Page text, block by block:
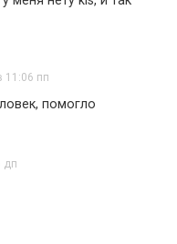
11:06 пп
помогло
дп